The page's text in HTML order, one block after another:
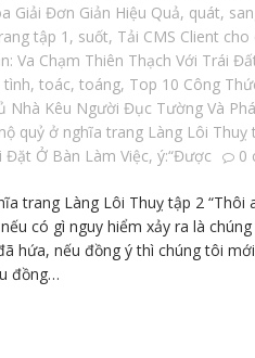
Giải Đơn Giản Hiệu Quả, quát,
tập 1 , suốt, Tải CMS Client
Va Chạm Thiên Thạch Với Trái
tình, toác, toáng, Top 10 Công
Nhà Kêu Người Đục Tường Và
quỷ ở nghĩa trang Làng Lôi Thuỵ
Đặt Ở Bàn Làm Việc, ý:“Được 0
trang Làng Lôi Thuỵ tập 2
có gì nguy hiểm xảy ra là
hứa, nếu đồng ý thì chúng tôi
đồng…